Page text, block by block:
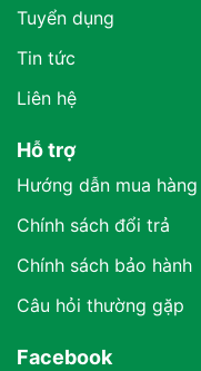
Tuyển dụng
Tin tức
Liên hệ
Hỗ trợ
Hướng dẫn mua hàng
Chính sách đổi trả
Chính sách bảo hành
Câu hỏi thường gặp
Facebook